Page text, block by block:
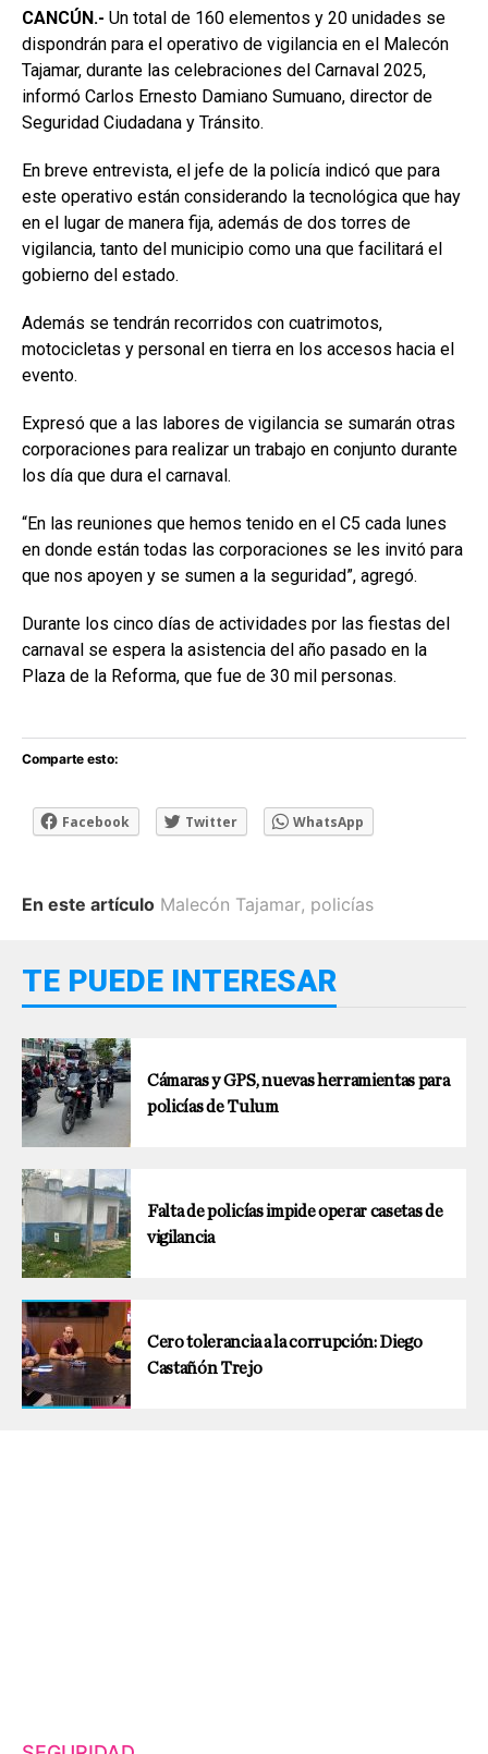
CANCÚN.- Un total de 160 elementos y 20 unidades se
dispondrán para el operativo de vigilancia en el Malecón
Tajamar, durante las celebraciones del Carnaval 2025,
informó Carlos Ernesto Damiano Sumuano, director de
Seguridad Ciudadana y Tránsito.
En breve entrevista, el jefe de la policía indicó que para
este operativo están considerando la tecnológica que hay
en el lugar de manera fija, además de dos torres de
vigilancia, tanto del municipio como una que facilitará el
gobierno del estado.
Además se tendrán recorridos con cuatrimotos,
motocicletas y personal en tierra en los accesos hacia el
evento.
Expresó que a las labores de vigilancia se sumarán otras
corporaciones para realizar un trabajo en conjunto durante
los día que dura el carnaval.
“En las reuniones que hemos tenido en el C5 cada lunes
en donde están todas las corporaciones se les invitó para
que nos apoyen y se sumen a la seguridad”, agregó.
Durante los cinco días de actividades por las fiestas del
carnaval se espera la asistencia del año pasado en la
Plaza de la Reforma, que fue de 30 mil personas.
Comparte esto:
Facebook Twitter WhatsApp
En este artículo Malecón Tajamar, policías
TE PUEDE INTERESAR
Cámaras y GPS, nuevas herramientas para
policías de Tulum
Falta de policías impide operar casetas de
vigilancia
Cero tolerancia a la corrupción: Diego
Castañón Trejo